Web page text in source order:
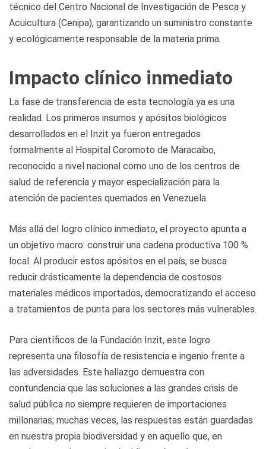
técnico del Centro Nacional de Investigación de Pesca y
Acuicultura (Cenipa), garantizando un suministro constante
y ecológicamente responsable de la materia prima.
Impacto clínico inmediato
La fase de transferencia de esta tecnología ya es una
realidad. Los primeros insumos y apósitos biológicos
desarrollados en el Inzit ya fueron entregados
formalmente al Hospital Coromoto de Maracaibo,
reconocido a nivel nacional como uno de los centros de
salud de referencia y mayor especialización para la
atención de pacientes quemados en Venezuela.
Más allá del logro clínico inmediato, el proyecto apunta a
un objetivo macro: construir una cadena productiva 100 %
local. Al producir estos apósitos en el país, se busca
reducir drásticamente la dependencia de costosos
materiales médicos importados, democratizando el acceso
a tratamientos de punta para los sectores más vulnerables.
Para científicos de la Fundación Inzit, este logro
representa una filosofía de resistencia e ingenio frente a
las adversidades. Este hallazgo demuestra con
contundencia que las soluciones a las grandes crisis de
salud pública no siempre requieren de importaciones
millonarias; muchas veces, las respuestas están guardadas
en nuestra propia biodiversidad y en aquello que, en